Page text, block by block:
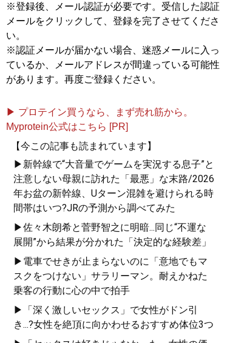
※登録後、メール認証が必要です。受信した認証
メールをクリックして、登録を完了させてくださ
い。
※認証メールが届かない場合、迷惑メールに入っ
ているか、メールアドレスが間違っている可能性
があります。再度ご登録ください。
▶ プロテイン買うなら、まず売れ筋から。
Myprotein公式はこちら [PR]
【今この記事も読まれています】
▶新幹線で“大音量でゲームを実況する息子”と
注意しない母親に訪れた「最悪」な末路/2026
年お盆の新幹線、Uターン混雑を避けられる時
間帯はいつ?JRの予測から調べてみた
▶佐々木朗希と菅野智之に明暗...同じ“不運な
展開”から結果が分かれた「決定的な経験差」
▶電車でせきが止まらないのに「意地でもマ
スクをつけない」サラリーマン。耐えかねた
乗客の行動に心の中で拍手
▶「深く激しいセックス」で女性がドン引
き...?女性を絶頂に向かわせるおすすめ体位3つ